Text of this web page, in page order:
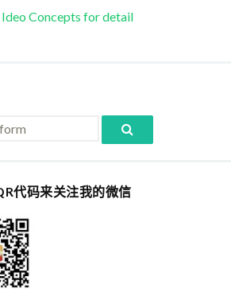
Concepts for detail
代码来关注我的微信